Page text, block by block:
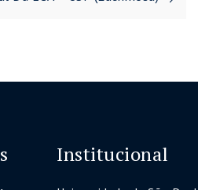
Institucional